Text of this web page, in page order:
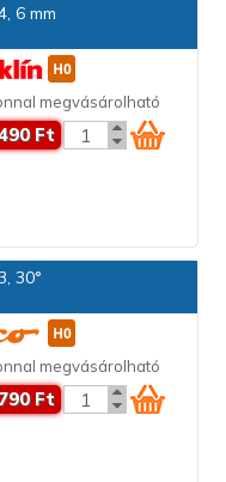
6 mm
megvásárolható
Ft
30°
megvásárolható
Ft